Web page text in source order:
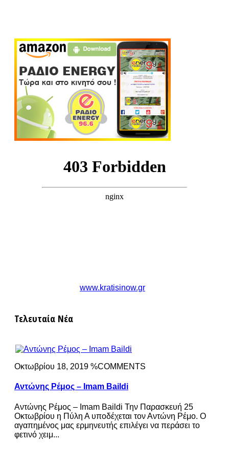
www.kratisinow.gr
Τελευταία Νέα
Οκτωβρίου 18, 2019 %COMMENTS
Αντώνης Ρέμος – Imam Baildi
Αντώνης Ρέμος – Imam Baildi Την Παρασκευή 25
Οκτωβρίου η Πύλη Α υποδέχεται τον Αντώνη Ρέμο. Ο
αγαπημένος μας ερμηνευτής επιλέγει να περάσει το
φετινό χειμ...